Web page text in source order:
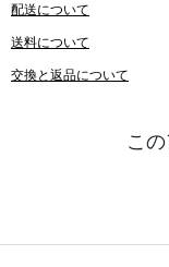
配送について
送料について
交換と返品について
こ